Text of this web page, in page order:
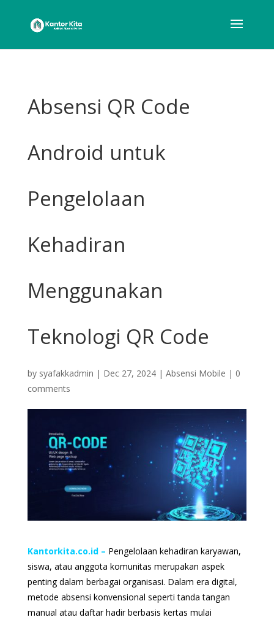
Absensi QR Code
Android untuk
Pengelolaan
Kehadiran
Menggunakan
Teknologi QR Code
by syafakkadmin | Dec 27, 2024| Absensi Mobile | 0
comments
Kantorkita.co.id – Pengelolaan kehadiran karyawan,
siswa, atau anggota komunitas merupakan aspek
penting dalam berbagai organisasi. Dalam era digital,
metode absensi konvensional seperti tanda tangan
manual atau daftar hadir berbasis kertas mulai